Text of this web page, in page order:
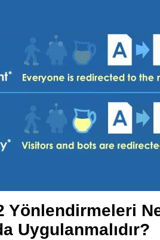
Yönlendirmeleri
Uygulanmalıdır?